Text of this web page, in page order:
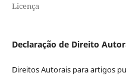
Licença
Declaração de Direito
Direitos Autorais para artigos